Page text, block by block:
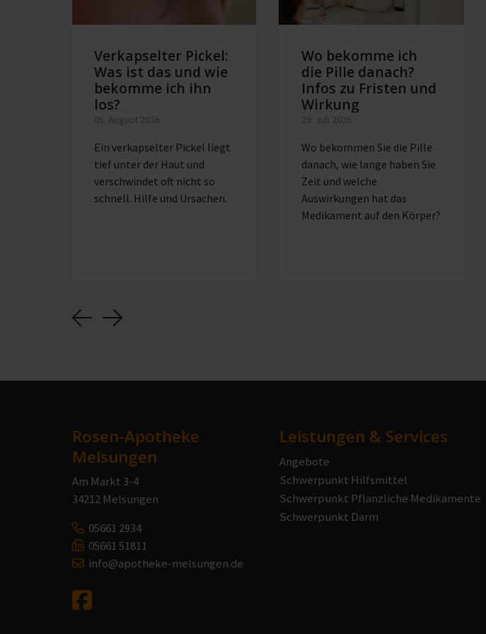
Verkapselter Pickel:
Was ist das und wie
bekomme ich ihn
los?
05. August 2026
Ein verkapselter Pickel liegt
tief unter der Haut und
verschwindet oft nicht so
schnell. Hilfe und Ursachen.
Wo bekomme ich
die Pille danach?
Infos zu Fristen und
Wirkung
29. Juli 2026
Wo bekommen Sie die Pille
danach, wie lange haben Sie
Zeit und welche
Auswirkungen hat das
Medikament auf den Körper?
Previous
Next
Rosen-Apotheke
Melsungen
Am Markt 3-4
34212 Melsungen
05661 2934
05661 51811
info@apotheke-melsungen.de
Leistungen & Services
Angebote
Schwerpunkt Hilfsmittel
Schwerpunkt Pflanzliche Medikamente
Schwerpunkt Darm